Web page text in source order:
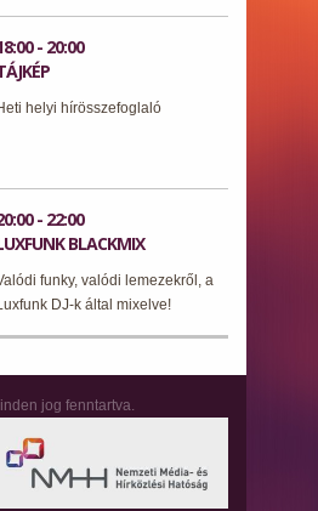
- 20:00
helyi hírösszefoglaló
- 22:00
BLACKMIX
funky, valódi lemezekről, a
DJ-k által mixelve!
jog fenntartva.